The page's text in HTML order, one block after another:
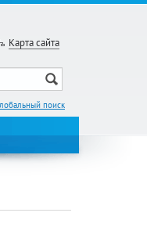
Карта сайта
поиск